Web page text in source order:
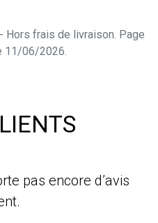
Hors frais de livraison. Page
11/06/2026.
pas encore d’avis